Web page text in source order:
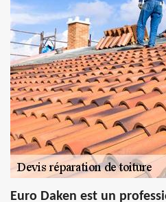
Euro Daken est un